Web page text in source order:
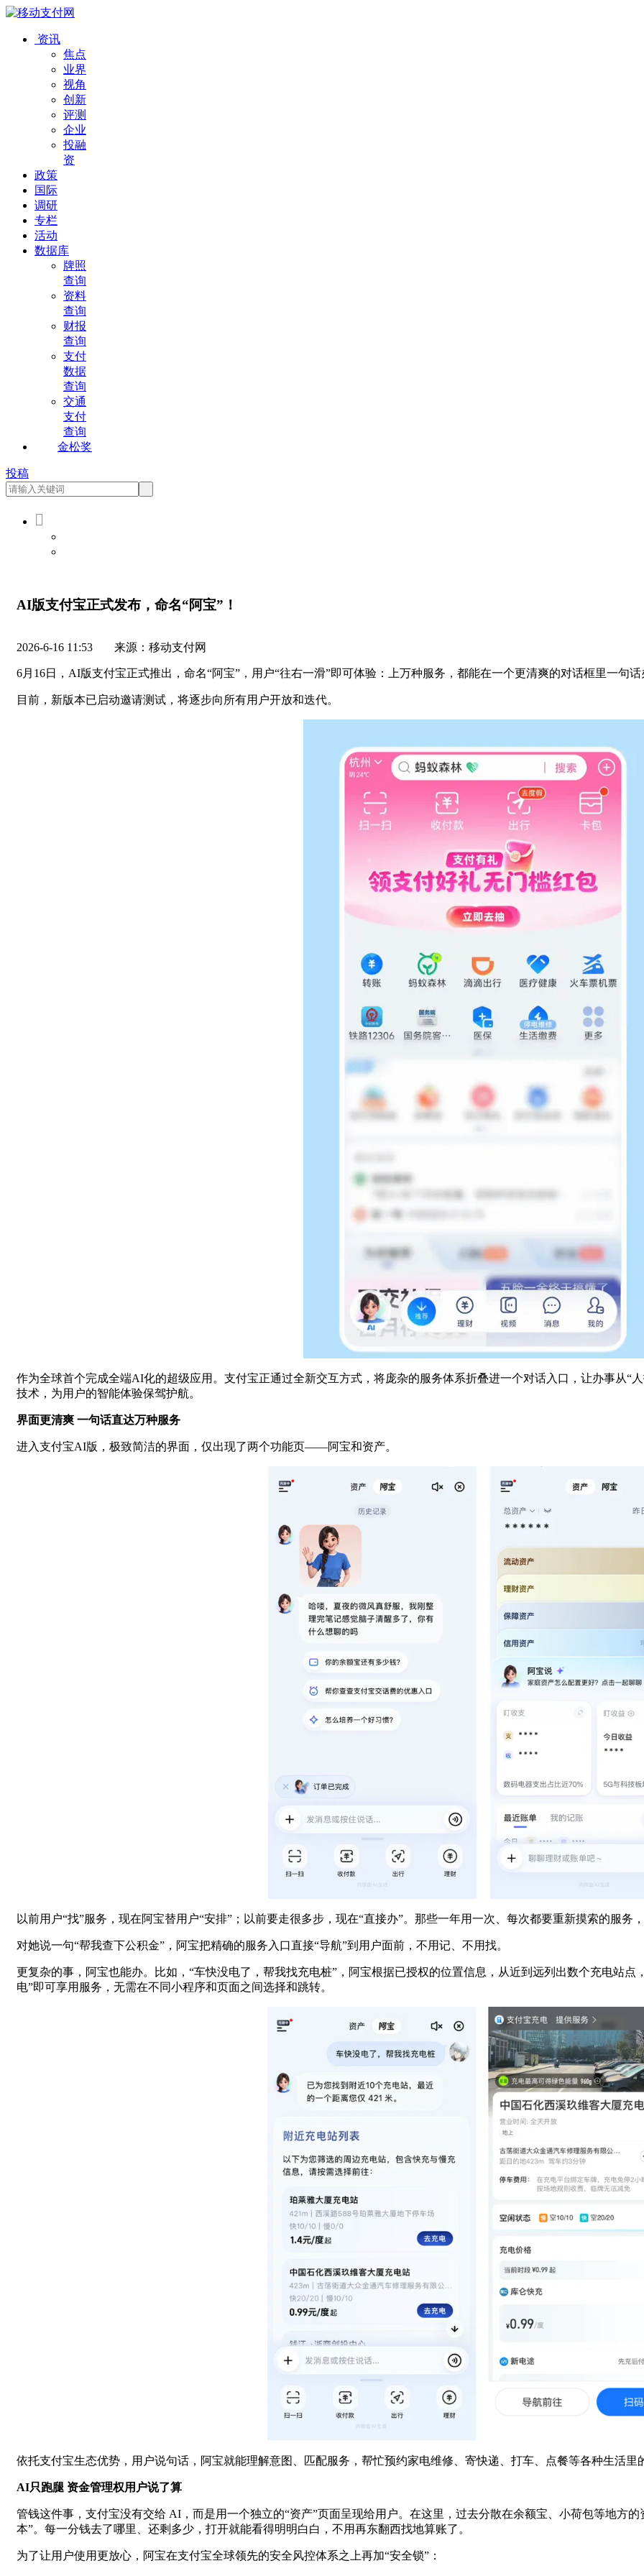
资讯
焦点
业界
视角
创新
评测
企业
投融
资
政策
国际
调研
专栏
活动
数据库
牌照
查询
资料
查询
财报
查询
支付
数据
查询
交通
支付
查询
金松奖
投稿

AI版支付宝正式发布，命名“阿宝”！
2026-6-16 11:53 来源：移动支付网
6月16日，AI版支付宝正式推出，命名“阿宝”，用户“往右一滑”即可体验：上万种服务，都能在一个更清爽的对话框里一句
目前，新版本已启动邀请测试，将逐步向所有用户开放和迭代。
作为全球首个完成全端AI化的超级应用。支付宝正通过全新交互方式，将庞杂的服务体系折叠进一个对话入口，让办事从“
技术，为用户的智能体验保驾护航。
界面更清爽 一句话直达万种服务
进入支付宝AI版，极致简洁的界面，仅出现了两个功能页——阿宝和资产。
以前用户“找”服务，现在阿宝替用户“安排”；以前要走很多步，现在“直接办”。那些一年用一次、每次都要重新摸索的服务
对她说一句“帮我查下公积金”，阿宝把精确的服务入口直接“导航”到用户面前，不用记、不用找。
更复杂的事，阿宝也能办。比如，“车快没电了，帮我找充电桩”，阿宝根据已授权的位置信息，从近到远列出数个充电站
电”即可享用服务，无需在不同小程序和页面之间选择和跳转。
依托支付宝生态优势，用户说句话，阿宝就能理解意图、匹配服务，帮忙预约家电维修、寄快递、打车、点餐等各种生活里
AI只跑腿 资金管理权用户说了算
管钱这件事，支付宝没有交给 AI，而是用一个独立的“资产”页面呈现给用户。在这里，过去分散在余额宝、小荷包等地方
本”。每一分钱去了哪里、还剩多少，打开就能看得明明白白，不用再东翻西找地算账了。
为了让用户使用更放心，阿宝在支付宝全球领先的安全风控体系之上再加“安全锁”：